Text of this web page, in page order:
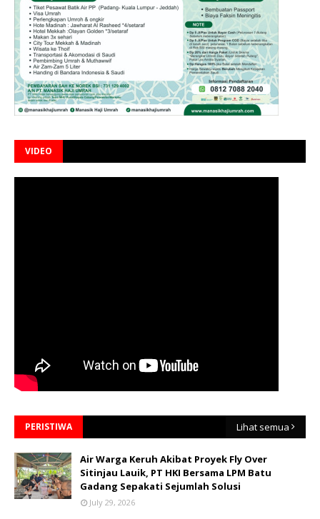
VIDEO
PERISTIWA Lihat semua
Air Warga Keruh Akibat Proyek Fly Over
Sitinjau Lauik, PT HKI Bersama LPM Batu
Gadang Sepakati Sejumlah Solusi
July 29, 2026